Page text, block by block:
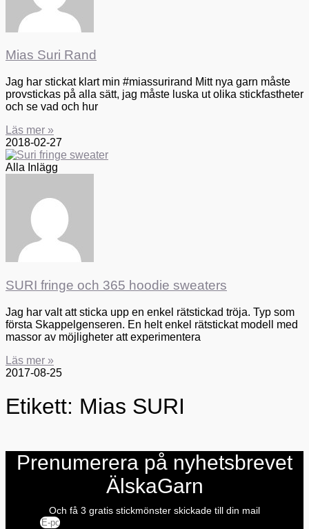
Mias Suri Rand
Jag har stickat klart min #miassurirand Mitt nya garn måste
provstickas på alla sätt, jag måste luska ut olika stickfastheter
och se vad och hur
Läs mer »
2018-02-27
Alla Inlägg
SURI fringe och 365 hoodie sweaters
Jag har valt att sticka upp en enkel rätstickad tröja. Typ som
första Skappelgenseren. En helt enkel rätstickat modell med
massor av möjligheter att experimentera
Läs mer »
2017-08-25
Etikett: Mias SURI
Prenumerera på nyhetsbrevet
ÄlskaGarn
Och få 3 gratis stickmönster skickade till din mail